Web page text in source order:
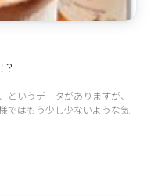
いうデータがありますが、
ではもう少し少ないような気